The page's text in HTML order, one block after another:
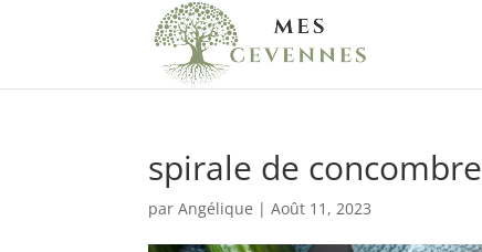
spirale de concombre
parAngélique |Août 11, 2023